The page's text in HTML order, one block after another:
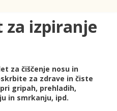
za izpiranje
za čiščenje nosu in
za zdrave in čiste
gripah, prehladih,
in smrkanju, ipd.